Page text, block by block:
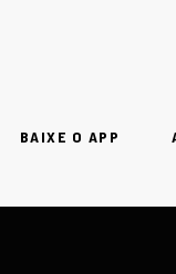
BAIXE O APP